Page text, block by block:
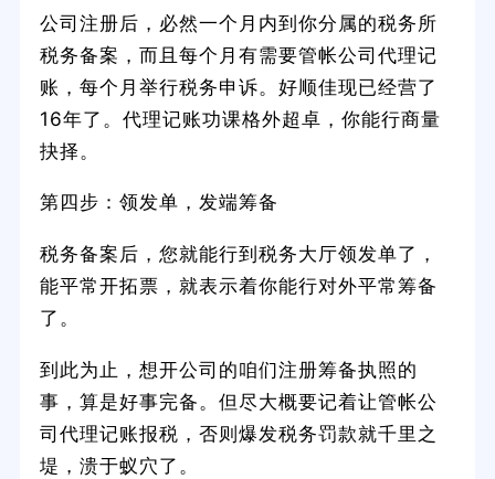
公司注册后，必然一个月内到你分属的税务所
税务备案，而且每个月有需要管帐公司代理记
账，每个月举行税务申诉。好顺佳现已经营了
16年了。代理记账功课格外超卓，你能行商量
抉择。
第四步：领发单，发端筹备
税务备案后，您就能行到税务大厅领发单了，
能平常开拓票，就表示着你能行对外平常筹备
了。
到此为止，想开公司的咱们注册筹备执照的
事，算是好事完备。但尽大概要记着让管帐公
司代理记账报税，否则爆发税务罚款就千里之
堤，溃于蚁穴了。